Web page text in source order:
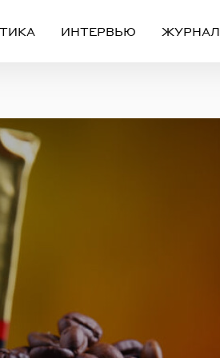
ИНТЕРВЬЮ ЖУРНАЛ
СЕТИ